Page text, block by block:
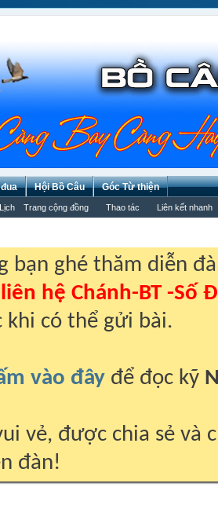
Lịch Trang cộng đồng Thao tác Liên kết nhanh
Hội Bồ Câu Góc Từ thiện
bạn ghé thăm diễn
liên hệ Chánh-BT -Số
có thể gửi bài.
vào đây để đọc kỹ
vẻ, được chia sẻ và
đàn!